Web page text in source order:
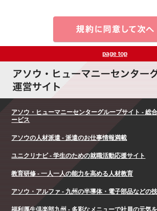
page top
アソウ・ヒューマニーセンターグループサイト - 総
ービス
アソウの人材派遣 - 派遣のお仕事情報満載
ユニクリナビ - 学生のための就職活動応援サイト
教育研修 - 一人一人の能力を高める人材教育
アソウ・アルファ - 九州の半導体・電子部品などの
福利厚生倶楽部九州 - 多彩なメニューで社員の元気